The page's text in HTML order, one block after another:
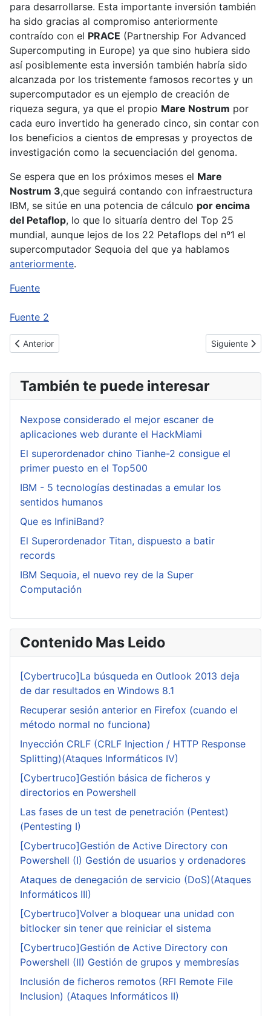
para desarrollarse. Esta importante inversión también
ha sido gracias al compromiso anteriormente
contraído con el PRACE (Partnership For Advanced
Supercomputing in Europe) ya que sino hubiera sido
así posiblemente esta inversión también habría sido
alcanzada por los tristemente famosos recortes y un
supercomputador es un ejemplo de creación de
riqueza segura, ya que el propio Mare Nostrum por
cada euro invertido ha generado cinco, sin contar con
los beneficios a cientos de empresas y proyectos de
investigación como la secuenciación del genoma.
Se espera que en los próximos meses el Mare
Nostrum 3,que seguirá contando con infraestructura
IBM, se sitúe en una potencia de cálculo por encima
del Petaflop, lo que lo situaría dentro del Top 25
mundial, aunque lejos de los 22 Petaflops del nº1 el
supercomputador Sequoia del que ya hablamos
anteriormente.
Fuente
Fuente 2
Artículo anterior: Mozilla Firefox 16.0.2, será esta una versión
Anterior Artículo
Siguiente
También te puede interesar
Nexpose considerado el mejor escaner de
aplicaciones web durante el HackMiami
El superordenador chino Tianhe-2 consigue el
primer puesto en el Top500
IBM - 5 tecnologías destinadas a emular los
sentidos humanos
Que es InfiniBand?
El Superordenador Titan, dispuesto a batir
records
IBM Sequoia, el nuevo rey de la Super
Computación
Contenido Mas Leido
[Cybertruco]La búsqueda en Outlook 2013 deja
de dar resultados en Windows 8.1
Recuperar sesión anterior en Firefox (cuando el
método normal no funciona)
Inyección CRLF (CRLF Injection / HTTP Response
Splitting)(Ataques Informáticos IV)
[Cybertruco]Gestión básica de ficheros y
directorios en Powershell
Las fases de un test de penetración (Pentest)
(Pentesting I)
[Cybertruco]Gestión de Active Directory con
Powershell (I) Gestión de usuarios y ordenadores
Ataques de denegación de servicio (DoS)(Ataques
Informáticos III)
[Cybertruco]Volver a bloquear una unidad con
bitlocker sin tener que reiniciar el sistema
[Cybertruco]Gestión de Active Directory con
Powershell (II) Gestión de grupos y membresías
Inclusión de ficheros remotos (RFI Remote File
Inclusion) (Ataques Informáticos II)